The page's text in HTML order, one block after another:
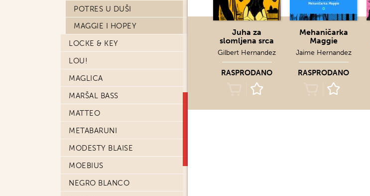
POTRES U DUŠI
MAGGIE I HOPEY
LOCKE & KEY
LOU!
MAGLICA
MARŠAL BASS
MATTEO
METABARUNI
MODESTY BLAISE
MOEBIUS
NEGRO BLANCO
Juha za
slomljena srca
Gilbert Hernandez
RASPRODANO
Mehaničarka
Maggie
Jaime Hernandez
RASPRODANO